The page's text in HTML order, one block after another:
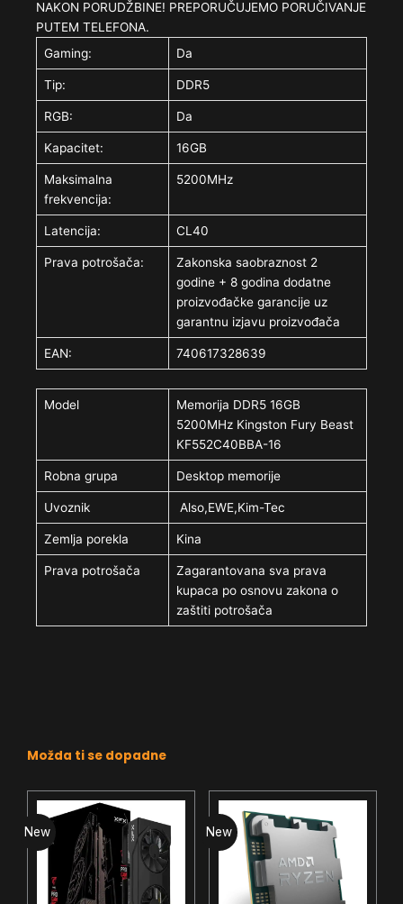
NAKON PORUDŽBINE! PREPORUČUJEMO PORUČIVANJE
PUTEM TELEFONA.
Gaming:
Da
Tip: DDR5
RGB: Da
Kapacitet: 16GB
Maksimalna
frekvencija:
5200MHz
Latencija: CL40
Prava potrošača:
Zakonska saobraznost 2
godine + 8 godina dodatne
proizvođačke garancije uz
garantnu izjavu proizvođača
EAN: 740617328639
Model
Memorija DDR5 16GB
5200MHz Kingston Fury Beast
KF552C40BBA-16
Robna grupa Desktop memorije
Uvoznik Also,EWE,Kim-Tec
Zemlja porekla Kina
Prava potrošača
Zagarantovana sva prava
kupaca po osnovu zakona o
zaštiti potrošača
Možda ti se dopadne
New New